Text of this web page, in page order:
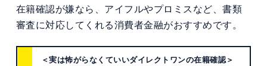
在籍確認が嫌なら、アイフルやプロミスなど、書類
審査に対応してくれる消費者金融がおすすめです。
＜実は怖がらなくていいダイレクトワンの在籍確認＞